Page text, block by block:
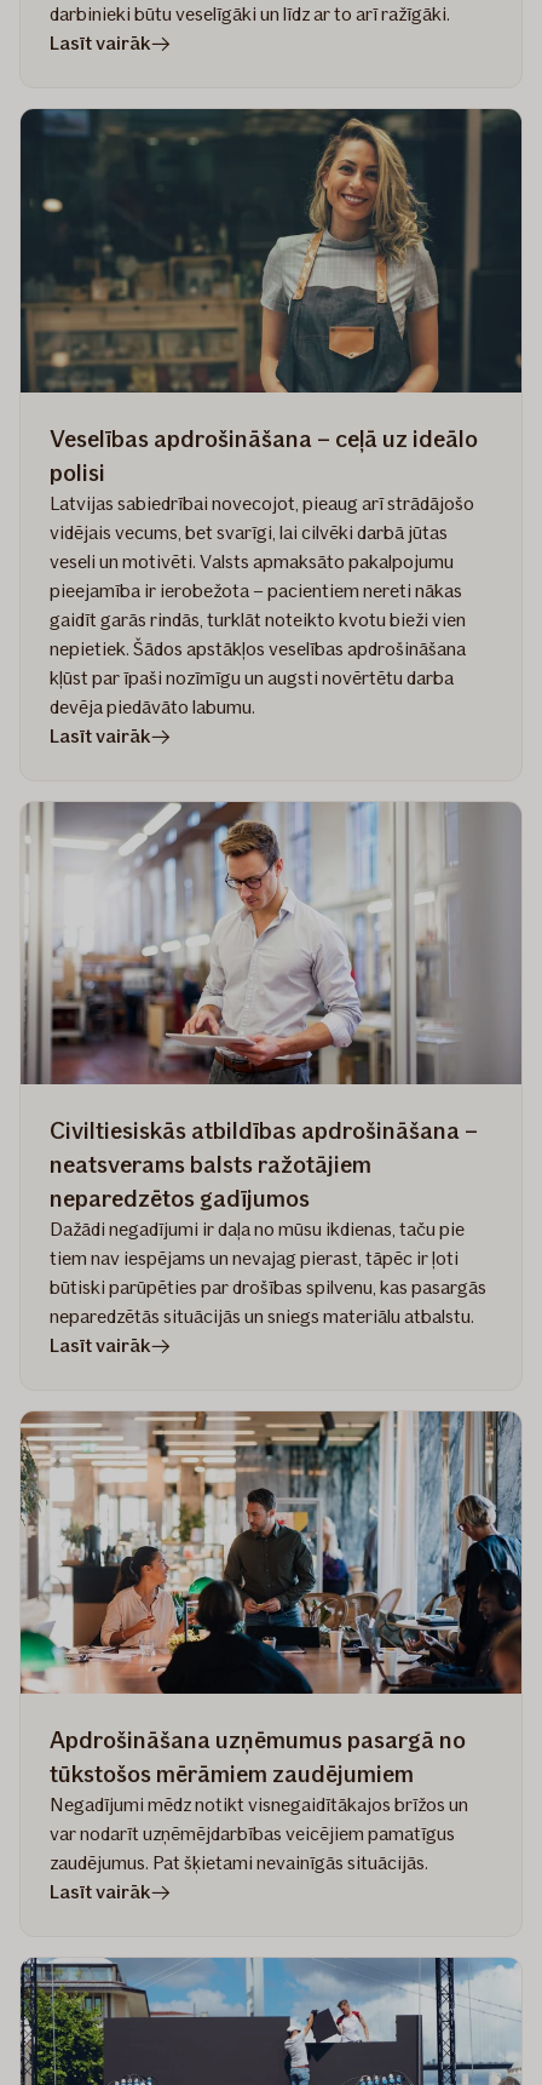
darbinieki būtu veselīgāki un līdz ar to arī ražīgāki.
Lasīt vairākrakstā
piemērotāko
darbiniekiem?
Veselības apdrošināšana – ceļā uz ideālo
polisi
Latvijas sabiedrībai novecojot, pieaug arī strādājošo
vidējais vecums, bet svarīgi, lai cilvēki darbā jūtas
veseli un motivēti. Valsts apmaksāto pakalpojumu
pieejamība ir ierobežota – pacientiem nereti nākas
gaidīt garās rindās, turklāt noteikto kvotu bieži vien
nepietiek. Šādos apstākļos veselības apdrošināšana
kļūst par īpaši nozīmīgu un augsti novērtētu darba
devēja piedāvāto labumu.
Lasīt vairākrakstā
–
ceļā
uz
polisi
Civiltiesiskās atbildības apdrošināšana –
neatsverams balsts ražotājiem
neparedzētos gadījumos
Dažādi negadījumi ir daļa no mūsu ikdienas, taču pie
tiem nav iespējams un nevajag pierast, tāpēc ir ļoti
būtiski parūpēties par drošības spilvenu, kas pasargās
neparedzētās situācijās un sniegs materiālu atbalstu.
Lasīt vairākrakstā
apdrošināšana
–
neatsverams
balsts
ražotājiem
neparedzētos
gadījumos
Apdrošināšana uzņēmumus pasargā no
tūkstošos mērāmiem zaudējumiem
Negadījumi mēdz notikt visnegaidītākajos brīžos un
var nodarīt uzņēmējdarbības veicējiem pamatīgus
zaudējumus. Pat šķietami nevainīgās situācijās.
Lasīt vairākrakstā
pasargā
no